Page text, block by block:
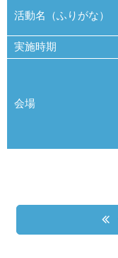
活動名（ふりがな）
実施時期
会場